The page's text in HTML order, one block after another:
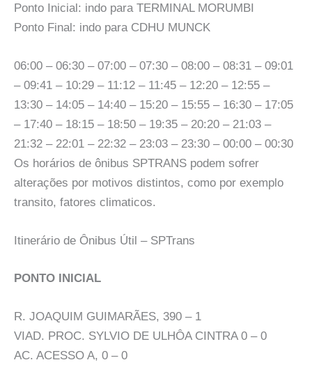
Ponto Inicial: indo para TERMINAL MORUMBI
Ponto Final: indo para CDHU MUNCK
06:00 – 06:30 – 07:00 – 07:30 – 08:00 – 08:31 – 09:01
– 09:41 – 10:29 – 11:12 – 11:45 – 12:20 – 12:55 –
13:30 – 14:05 – 14:40 – 15:20 – 15:55 – 16:30 – 17:05
– 17:40 – 18:15 – 18:50 – 19:35 – 20:20 – 21:03 –
21:32 – 22:01 – 22:32 – 23:03 – 23:30 – 00:00 – 00:30
Os horários de ônibus SPTRANS podem sofrer
alterações por motivos distintos, como por exemplo
transito, fatores climaticos.
Itinerário de Ônibus Útil – SPTrans
PONTO INICIAL
R. JOAQUIM GUIMARÃES, 390 – 1
VIAD. PROC. SYLVIO DE ULHÔA CINTRA 0 – 0
AC. ACESSO A, 0 – 0